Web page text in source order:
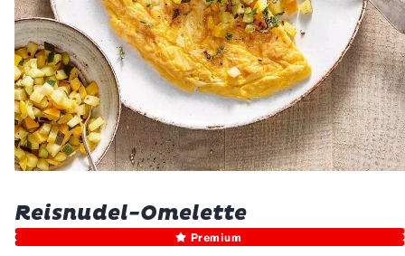
Reisnudel-Omelette
Premium